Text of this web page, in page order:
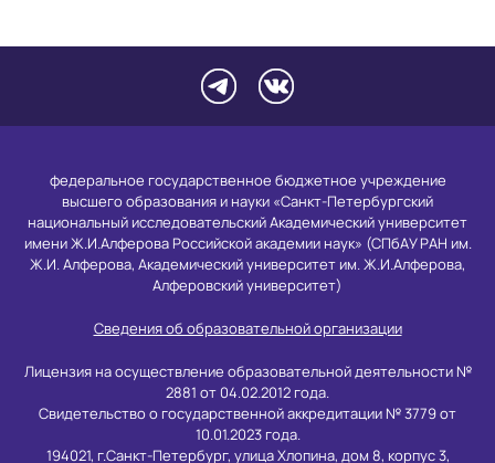
федеральное государственное бюджетное учреждение
высшего образования и науки «Санкт-Петербургский
национальный исследовательский Академический университет
имени Ж.И.Алферова Российской академии наук» (СПбАУ РАН им.
Ж.И. Алферова, Академический университет им. Ж.И.Алферова,
Алферовский университет)
Сведения об образовательной организации
Лицензия на осуществление образовательной деятельности №
2881 от 04.02.2012 года.
Свидетельство о государственной аккредитации № 3779 от
10.01.2023 года.
194021, г.Санкт-Петербург, улица Хлопина, дом 8, корпус 3,